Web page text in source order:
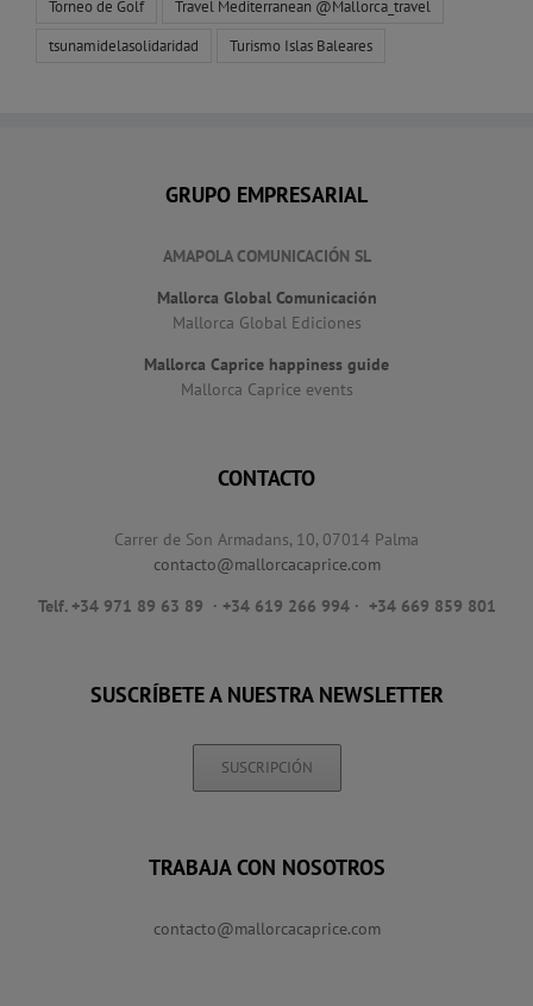
Torneo de Golf Travel Mediterranean @Mallorca_travel
tsunamidelasolidaridad Turismo Islas Baleares
GRUPO EMPRESARIAL
AMAPOLA COMUNICACIÓN SL
Mallorca Global Comunicación
Mallorca Global Ediciones
Mallorca Caprice happiness guide
Mallorca Caprice events
CONTACTO
Carrer de Son Armadans, 10, 07014 Palma
contacto@mallorcacaprice.com
Telf. +34 971 89 63 89 · +34 619 266 994 · +34 669 859 801
SUSCRÍBETE A NUESTRA NEWSLETTER
SUSCRIPCIÓN
TRABAJA CON NOSOTROS
contacto@mallorcacaprice.com